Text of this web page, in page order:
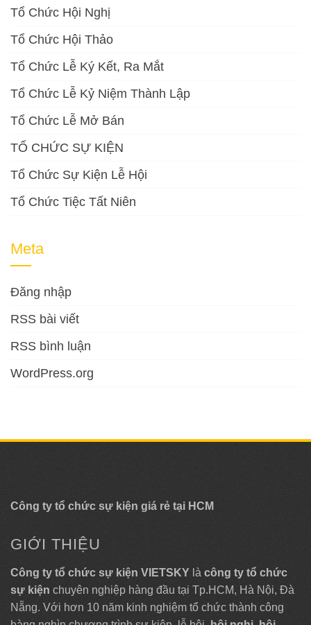
Tổ Chức Hội Nghị
Tổ Chức Hội Thảo
Tổ Chức Lễ Ký Kết, Ra Mắt
Tổ Chức Lễ Kỷ Niệm Thành Lập
Tổ Chức Lễ Mở Bán
TỔ CHỨC SỰ KIỆN
Tổ Chức Sự Kiện Lễ Hội
Tổ Chức Tiệc Tất Niên
Meta
Đăng nhập
RSS bài viết
RSS bình luận
WordPress.org
Công ty tổ chức sự kiện giá rẻ tại HCM
GIỚI THIỆU
Công ty tổ chức sự kiện VIETSKY là công ty tổ chức
sự kiện chuyên nghiệp hàng đầu tại Tp.HCM, Hà Nội, Đà
Nẵng. Với hơn 10 năm kinh nghiệm tổ chức thành công